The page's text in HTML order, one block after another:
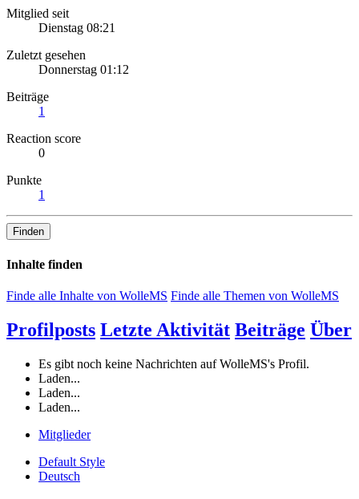
Mitglied seit
Dienstag 08:21
Zuletzt gesehen
Donnerstag 01:12
Beiträge
1
Reaction score
0
Punkte
1
Finden
Inhalte finden
Finde alle Inhalte von WolleMS Finde alle Themen von WolleMS
Profilposts Letzte Aktivität Beiträge Über
Es gibt noch keine Nachrichten auf WolleMS's Profil.
Laden...
Laden...
Laden...
Mitglieder
Default Style
Deutsch